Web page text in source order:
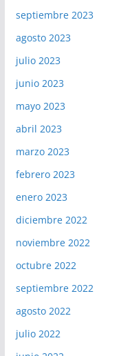
septiembre 2023
agosto 2023
julio 2023
junio 2023
mayo 2023
abril 2023
marzo 2023
febrero 2023
enero 2023
diciembre 2022
noviembre 2022
octubre 2022
septiembre 2022
agosto 2022
julio 2022